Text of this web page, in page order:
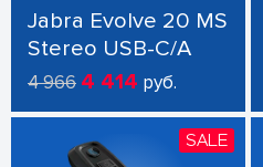
Jabra Evolve 20 MS
Stereo USB-C/A
4 966 4 414 руб.
SALE